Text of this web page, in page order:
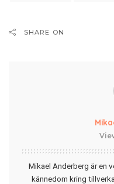
SHARE ON
Mikael Anderberg är en
kännedom kring